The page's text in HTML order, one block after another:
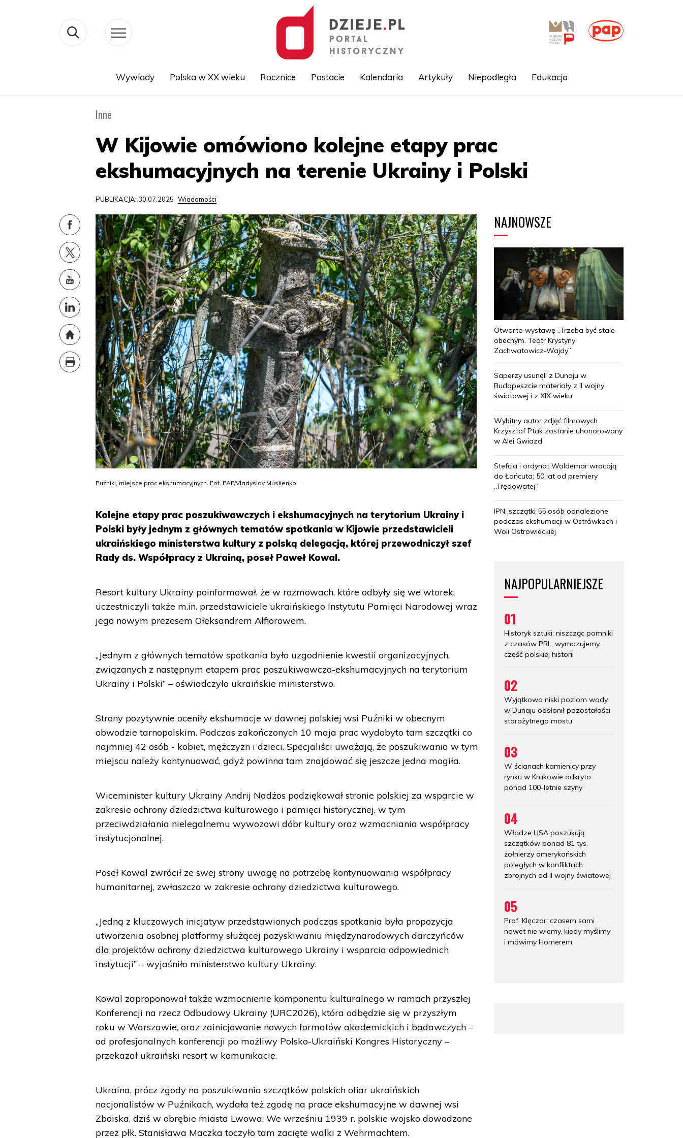
treści
Wywiady Polska w XX wieku Rocznice Postacie Kalendaria Artykuły Niepodległa Edukacja
Inne
W Kijowie omówiono kolejne etapy prac
ekshumacyjnych na terenie Ukrainy i Polski
PUBLIKACJA: 30.07.2025 Wiadomości
Puźniki, miejsce prac ekshumacyjnych. Fot. PAP/Vladyslav Musiienko
Kolejne etapy prac poszukiwawczych i ekshumacyjnych na terytorium Ukrainy i
Polski były jednym z głównych tematów spotkania w Kijowie przedstawicieli
ukraińskiego ministerstwa kultury z polską delegacją, której przewodniczył szef
Rady ds. Współpracy z Ukrainą, poseł Paweł Kowal.
Resort kultury Ukrainy poinformował, że w rozmowach, które odbyły się we wtorek,
uczestniczyli także m.in. przedstawiciele ukraińskiego Instytutu Pamięci Narodowej wraz
jego nowym prezesem Ołeksandrem Ałfiorowem.
„Jednym z głównych tematów spotkania było uzgodnienie kwestii organizacyjnych,
związanych z następnym etapem prac poszukiwawczo-ekshumacyjnych na terytorium
Ukrainy i Polski” – oświadczyło ukraińskie ministerstwo.
Strony pozytywnie oceniły ekshumacje w dawnej polskiej wsi Puźniki w obecnym
obwodzie tarnopolskim. Podczas zakończonych 10 maja prac wydobyto tam szczątki co
najmniej 42 osób - kobiet, mężczyzn i dzieci. Specjaliści uważają, że poszukiwania w tym
miejscu należy kontynuować, gdyż powinna tam znajdować się jeszcze jedna mogiła.
Wiceminister kultury Ukrainy Andrij Nadżos podziękował stronie polskiej za wsparcie w
zakresie ochrony dziedzictwa kulturowego i pamięci historycznej, w tym
przeciwdziałania nielegalnemu wywozowi dóbr kultury oraz wzmacniania współpracy
instytucjonalnej.
Poseł Kowal zwrócił ze swej strony uwagę na potrzebę kontynuowania współpracy
humanitarnej, zwłaszcza w zakresie ochrony dziedzictwa kulturowego.
„Jedną z kluczowych inicjatyw przedstawionych podczas spotkania była propozycja
utworzenia osobnej platformy służącej pozyskiwaniu międzynarodowych darczyńców
dla projektów ochrony dziedzictwa kulturowego Ukrainy i wsparcia odpowiednich
instytucji” – wyjaśniło ministerstwo kultury Ukrainy.
Kowal zaproponował także wzmocnienie komponentu kulturalnego w ramach przyszłej
Konferencji na rzecz Odbudowy Ukrainy (URC2026), która odbędzie się w przyszłym
roku w Warszawie, oraz zainicjowanie nowych formatów akademickich i badawczych –
od profesjonalnych konferencji po możliwy Polsko-Ukraiński Kongres Historyczny –
przekazał ukraiński resort w komunikacie.
Ukraina, prócz zgody na poszukiwania szczątków polskich ofiar ukraińskich
nacjonalistów w Puźnikach, wydała też zgodę na prace ekshumacyjne w dawnej wsi
Zboiska, dziś w obrębie miasta Lwowa. We wrześniu 1939 r. polskie wojsko dowodzone
przez płk. Stanisława Maczka toczyło tam zacięte walki z Wehrmachtem.
NAJNOWSZE
Otwarto wystawę „Trzeba być stale
obecnym. Teatr Krystyny
Zachwatowicz-Wajdy”
Saperzy usunęli z Dunaju w
Budapeszcie materiały z II wojny
światowej i z XIX wieku
Wybitny autor zdjęć filmowych
Krzysztof Ptak zostanie uhonorowany
w Alei Gwiazd
Stefcia i ordynat Waldemar wracają
do Łańcuta; 50 lat od premiery
„Trędowatej”
IPN: szczątki 55 osób odnalezione
podczas ekshumacji w Ostrówkach i
Woli Ostrowieckiej
NAJPOPULARNIEJSZE
01
Historyk sztuki: niszcząc pomniki
z czasów PRL, wymazujemy
część polskiej historii
02
Wyjątkowo niski poziom wody
w Dunaju odsłonił pozostałości
starożytnego mostu
03
W ścianach kamienicy przy
rynku w Krakowie odkryto
ponad 100-letnie szyny
04
Władze USA poszukują
szczątków ponad 81 tys.
żołnierzy amerykańskich
poległych w konfliktach
zbrojnych od II wojny światowej
05
Prof. Klęczar: czasem sami
nawet nie wiemy, kiedy myślimy
i mówimy Homerem